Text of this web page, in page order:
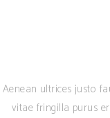
Aenean ultrices justo
vitae fringilla purus